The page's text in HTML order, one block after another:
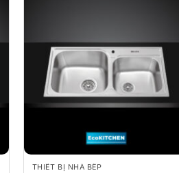
THIẾT BỊ NHÀ BẾP